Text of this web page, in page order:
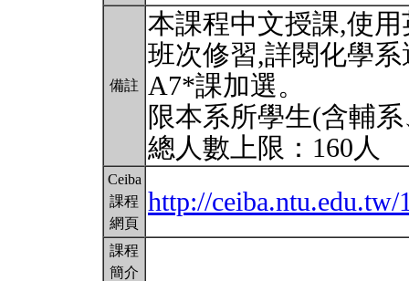
備註
本課程中文授課,使
班次修習,詳閱化學
A7*課加選。
限本系所學生(含輔
總人數上限：160人
Ceiba
課程
網頁
http://ceiba.ntu.edu.tw/
課程
簡介